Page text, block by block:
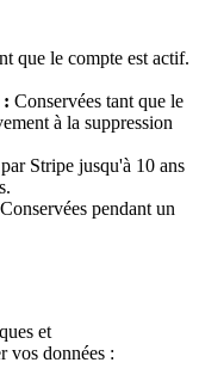
que le compte est actif.
: Conservées tant que le
à la suppression
Stripe jusqu'à 10 ans
Conservées pendant un
et
vos données :